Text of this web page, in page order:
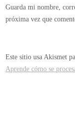
Guarda mi nombre,
próxima vez que
Este sitio usa Akismet
Aprende cómo se